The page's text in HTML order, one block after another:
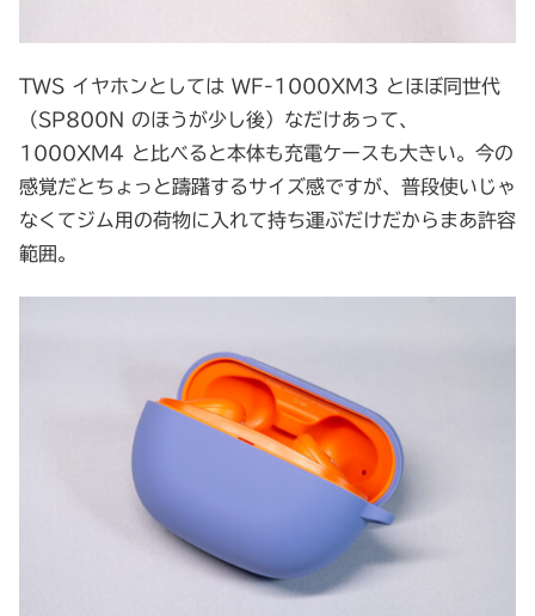
TWS イヤホンとしては WF-1000XM3 とほぼ同世代
（SP800N のほうが少し後）なだけあって、
1000XM4 と比べると本体も充電ケースも大きい。今の
感覚だとちょっと躊躇するサイズ感ですが、普段使いじゃ
なくてジム用の荷物に入れて持ち運ぶだけだからまあ許容
範囲。